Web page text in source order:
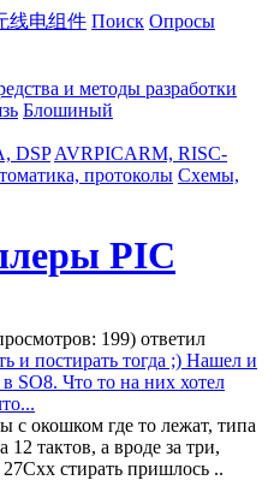
线电组件 Поиск Опросы
и методы разработки
Блошиный
DSP AVRPICARM, RISC-
протоколы Схемы,
PIC
199) ответил
и постирать тогда ;) Нашел и
SO8. Что то на них хотел
с окошком где то лежат, типа
тактов, а вроде за три,
стирать пришлось ..